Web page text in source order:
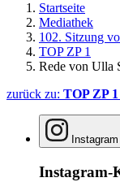
Startseite
Mediathek
102. Sitzung
TOP ZP 1
Rede von Ulla
zurück zu: TOP ZP 1
Instagram
Instagram-